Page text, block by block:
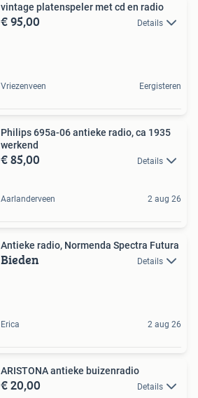
vintage platenspeler met cd en radio
€ 95,00 Details
Vriezenveen Eergisteren
Philips 695a-06 antieke radio, ca 1935
werkend
€ 85,00 Details
Aarlanderveen 2 aug 26
Antieke radio, Normenda Spectra Futura
Bieden Details
Erica 2 aug 26
ARISTONA antieke buizenradio
€ 20,00 Details